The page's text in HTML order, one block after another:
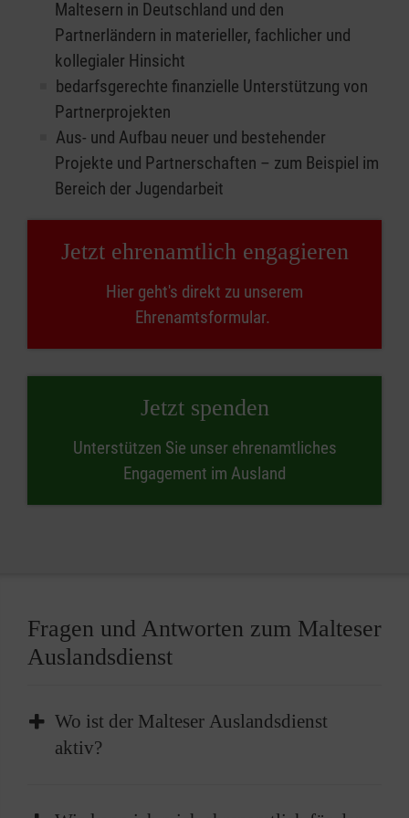
Maltesern in Deutschland und den
Partnerländern in materieller, fachlicher und
kollegialer Hinsicht
bedarfsgerechte finanzielle Unterstützung von
Partnerprojekten
Aus- und Aufbau neuer und bestehender
Projekte und Partnerschaften – zum Beispiel im
Bereich der Jugendarbeit
Jetzt ehrenamtlich engagieren
Hier geht's direkt zu unserem
Ehrenamtsformular.
Jetzt spenden
Unterstützen Sie unser ehrenamtliches
Engagement im Ausland
Fragen und Antworten zum Malteser
Auslandsdienst
Wo ist der Malteser Auslandsdienst
aktiv?
Während unser Schwerpunkt in der